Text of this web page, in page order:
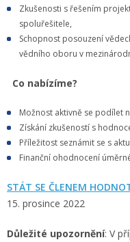
Zkušenosti s řešením
spoluřešitele,
Schopnost posouzení
vědního oboru v
Co nabízíme?
Možnost aktivně se podílet
Získání zkušeností s
Příležitost seznámit se s
Finanční ohodnocení
STÁT SE ČLENEM
15. prosince 2022
Důležité upozornění: V